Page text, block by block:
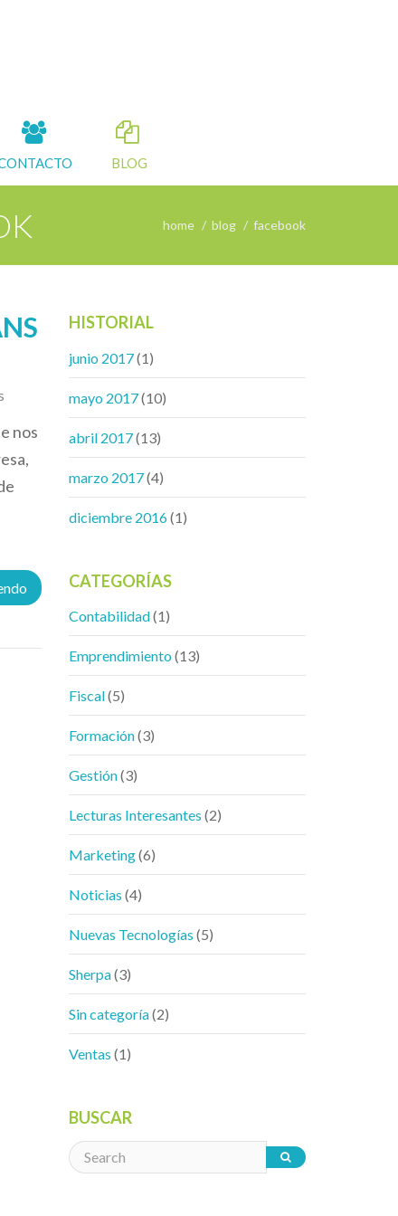
BLOG
home blog facebook
nos
HISTORIAL
junio 2017(1)
mayo 2017(10)
abril 2017(13)
marzo 2017(4)
diciembre 2016(1)
CATEGORÍAS
Contabilidad(1)
Emprendimiento (13)
Fiscal(5)
Formación(3)
Gestión(3)
Lecturas Interesantes (2)
Marketing(6)
Noticias (4)
Nuevas Tecnologías (5)
Sherpa(3)
Sin categoría(2)
Ventas (1)
BUSCAR